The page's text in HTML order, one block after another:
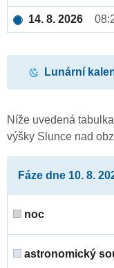
14. 8. 2026
Lunární
Níže uvedená
výšky Slunce nad
Fáze dne 10. 8.
noc
astronomický